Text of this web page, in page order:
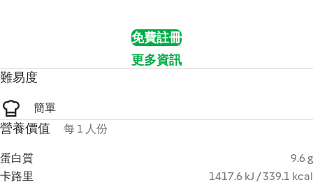
免費註冊
更多資訊
難易度
簡單
營養價值 每 1 人份
蛋白質
9.6 g
卡路里
1417.6 kJ / 339.1 kcal